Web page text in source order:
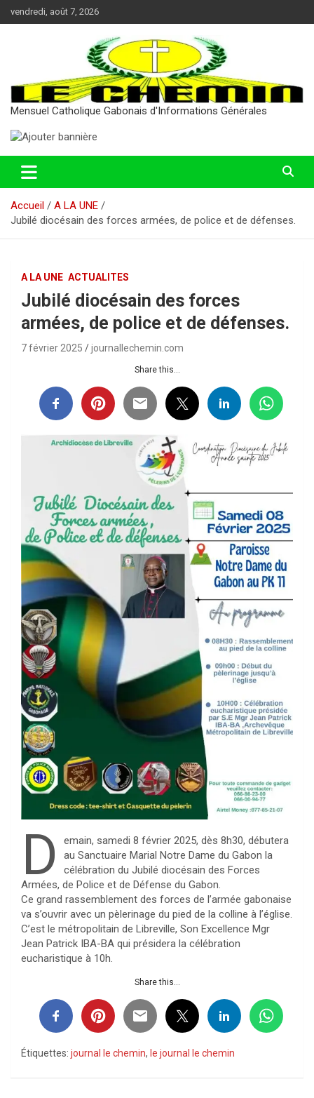
au
vendredi, août 7, 2026
Mensuel Catholique Gabonais d'Informations Générales
Accueil
A LA UNE
Jubilé diocésain des forces armées, de police et de défenses.
A LA UNE ACTUALITES
Jubilé diocésain des forces
armées, de police et de défenses.
7 février 2025 journallechemin.com
Share this...
D
emain, samedi 8 février 2025, dès 8h30, débutera
au Sanctuaire Marial Notre Dame du Gabon la
célébration du Jubilé diocésain des Forces
Armées, de Police et de Défense du Gabon.
Ce grand rassemblement des forces de l’armée gabonaise
va s’ouvrir avec un pèlerinage du pied de la colline à l’église.
C’est le métropolitain de Libreville, Son Excellence Mgr
Jean Patrick IBA-BA qui présidera la célébration
eucharistique à 10h.
Share this...
Étiquettes: journal le chemin, le journal le chemin